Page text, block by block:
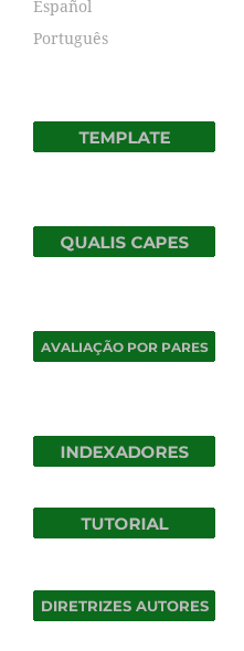
Español
Português